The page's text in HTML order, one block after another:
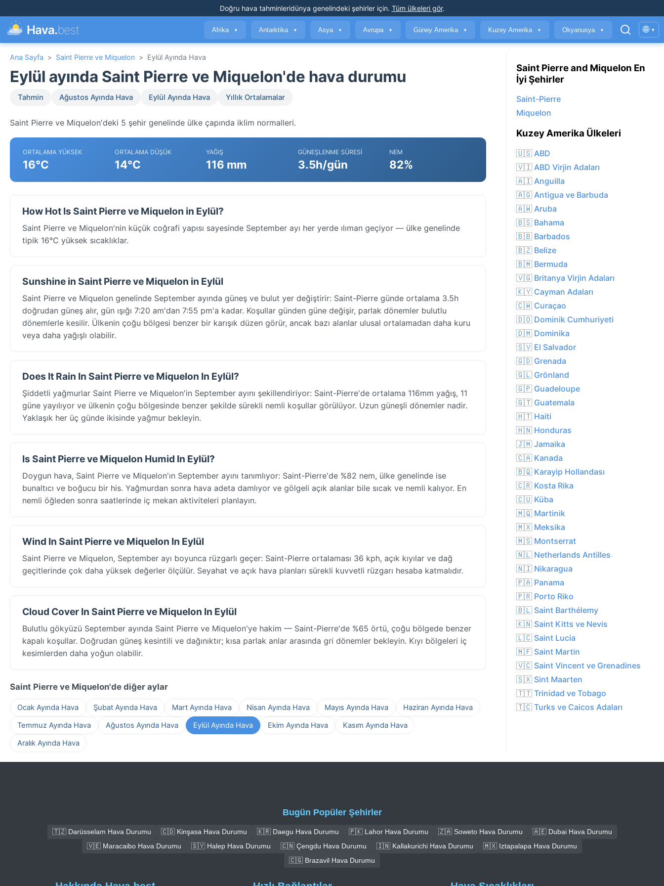
Doğru hava tahminleridünya genelindeki şehirler için. Tüm ülkeleri gör.
Hava.best Afrika ▼ Antarktika ▼ Asya ▼ Avrupa ▼ Güney Amerika ▼ Kuzey Amerika ▼ Okyanusya ▼ 🌐 ▾
Ana Sayfa > Saint Pierre ve Miquelon > Eylül Ayında Hava
Eylül ayında Saint Pierre ve Miquelon'de hava durumu
Tahmin Ağustos Ayında Hava Eylül Ayında Hava Yıllık Ortalamalar
Saint Pierre ve Miquelon'deki 5 şehir genelinde ülke çapında iklim normalleri.
ORTALAMA YÜKSEK
16°C
ORTALAMA DÜŞÜK
14°C
YAĞIŞ
116 mm
GÜNEŞLENME SÜRESI
3.5h/gün
NEM
82%
How Hot Is Saint Pierre ve Miquelon in Eylül?
Saint Pierre ve Miquelon'nin küçük coğrafi yapısı sayesinde September ayı her yerde ılıman geçiyor — ülke genelinde
tipik 16°C yüksek sıcaklıklar.
Sunshine in Saint Pierre ve Miquelon in Eylül
Saint Pierre ve Miquelon genelinde September ayında güneş ve bulut yer değiştirir: Saint-Pierre günde ortalama 3.5h
doğrudan güneş alır, gün ışığı 7:20 am'dan 7:55 pm'a kadar. Koşullar günden güne değişir, parlak dönemler bulutlu
dönemlerle kesilir. Ülkenin çoğu bölgesi benzer bir karışık düzen görür, ancak bazı alanlar ulusal ortalamadan daha kuru
veya daha yağışlı olabilir.
Does It Rain In Saint Pierre ve Miquelon In Eylül?
Şiddetli yağmurlar Saint Pierre ve Miquelon'in September ayını şekillendiriyor: Saint-Pierre'de ortalama 116mm yağış, 11
güne yayılıyor ve ülkenin çoğu bölgesinde benzer şekilde sürekli nemli koşullar görülüyor. Uzun güneşli dönemler nadir.
Yaklaşık her üç günde ikisinde yağmur bekleyin.
Is Saint Pierre ve Miquelon Humid In Eylül?
Doygun hava, Saint Pierre ve Miquelon'ın September ayını tanımlıyor: Saint-Pierre'de %82 nem, ülke genelinde ise
bunaltıcı ve boğucu bir his. Yağmurdan sonra hava adeta damlıyor ve gölgeli açık alanlar bile sıcak ve nemli kalıyor. En
nemli öğleden sonra saatlerinde iç mekan aktiviteleri planlayın.
Wind In Saint Pierre ve Miquelon In Eylül
Saint Pierre ve Miquelon, September ayı boyunca rüzgarlı geçer: Saint-Pierre ortalaması 36 kph, açık kıyılar ve dağ
geçitlerinde çok daha yüksek değerler ölçülür. Seyahat ve açık hava planları sürekli kuvvetli rüzgarı hesaba katmalıdır.
Cloud Cover In Saint Pierre ve Miquelon In Eylül
Bulutlu gökyüzü September ayında Saint Pierre ve Miquelon'ye hakim — Saint-Pierre'de %65 örtü, çoğu bölgede benzer
kapalı koşullar. Doğrudan güneş kesintili ve dağınıktır; kısa parlak anlar arasında gri dönemler bekleyin. Kıyı bölgeleri iç
kesimlerden daha yoğun olabilir.
Saint Pierre ve Miquelon'de diğer aylar
Ocak Ayında Hava Şubat Ayında Hava Mart Ayında Hava Nisan Ayında Hava Mayıs Ayında Hava
Haziran Ayında Hava
Temmuz Ayında Hava
Ağustos Ayında Hava Eylül Ayında Hava Ekim Ayında Hava
Kasım Ayında Hava
Aralık Ayında Hava
Saint Pierre and Miquelon En
İyi Şehirler
Saint-Pierre
Miquelon
Kuzey Amerika Ülkeleri
🇺🇸 ABD
🇻🇮 ABD Virjin Adaları
🇦🇮 Anguilla
🇦🇬 Antigua ve Barbuda
🇦🇼 Aruba
🇧🇸 Bahama
🇧🇧 Barbados
🇧🇿 Belize
🇧🇲 Bermuda
🇻🇬 Britanya Virjin Adaları
🇰🇾 Cayman Adaları
🇨🇼 Curaçao
🇩🇴 Dominik Cumhuriyeti
🇩🇲 Dominika
🇸🇻 El Salvador
🇬🇩 Grenada
🇬🇱 Grönland
🇬🇵 Guadeloupe
🇬🇹 Guatemala
🇭🇹 Haiti
🇭🇳 Honduras
🇯🇲 Jamaika
🇨🇦 Kanada
🇧🇶 Karayip Hollandası
🇨🇷 Kosta Rika
🇨🇺 Küba
🇲🇶 Martinik
🇲🇽 Meksika
🇲🇸 Montserrat
🇳🇱 Netherlands Antilles
🇳🇮 Nikaragua
🇵🇦 Panama
🇵🇷 Porto Riko
🇧🇱 Saint Barthélemy
🇰🇳 Saint Kitts ve Nevis
🇱🇨 Saint Lucia
🇲🇫 Saint Martin
🇻🇨 Saint Vincent ve Grenadines
🇸🇽 Sint Maarten
🇹🇹 Trinidad ve Tobago
🇹🇨 Turks ve Caicos Adaları
Bugün Popüler Şehirler
🇹🇿 Darüsselam Hava Durumu 🇨🇩 Kinşasa Hava Durumu 🇰🇷 Daegu Hava Durumu 🇵🇰 Lahor Hava Durumu 🇿🇦 Soweto Hava Durumu
🇦🇪 Dubai Hava Durumu
🇻🇪 Maracaibo Hava Durumu
🇸🇾 Halep Hava Durumu 🇨🇳 Çengdu Hava Durumu 🇮🇳 Kallakurichi Hava Durumu
🇲🇽 Iztapalapa Hava Durumu
🇨🇬 Brazavil Hava Durumu